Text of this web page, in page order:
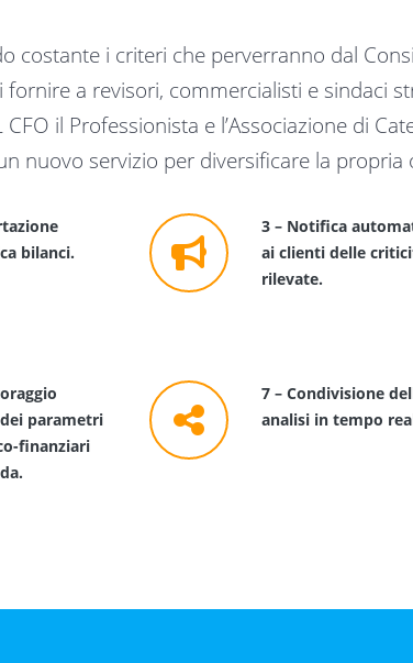
costante i criteri che perverranno dal
a revisori, commercialisti e sindaci
il Professionista e l’Associazione di
nuovo servizio per diversificare la propria
bilanci.
3 – Notifica
ai clienti delle
rilevate.
parametri
finanziari
7 – Condivisione
analisi in tempo